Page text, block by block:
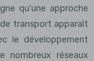
qu'une approche
transport apparaît
le développement
nombreux réseaux